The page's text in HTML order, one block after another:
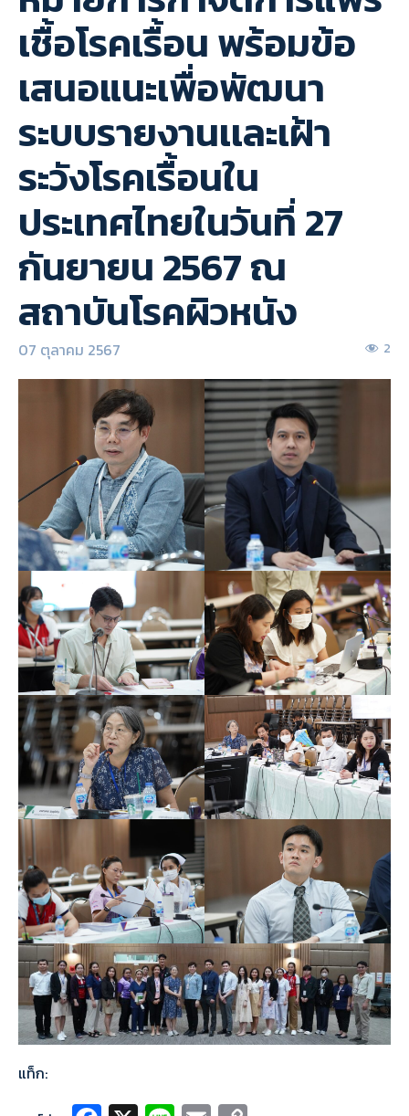
เชื้อโรคเรื้อน พร้อมข้อ
เสนอแนะเพื่อพัฒนา
ระบบรายงานเเละเฝ้า
ระวังโรคเรื้อนใน
ประเทศไทยในวันที่ 27
กันยายน 2567 ณ
สถาบันโรคผิวหนัง
07 ตุลาคม 2567 2
แท็ก: